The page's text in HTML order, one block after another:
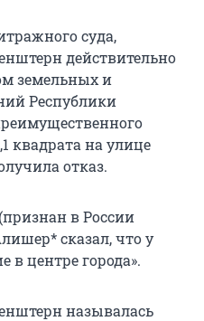
суда,
действительно
земельных и
Республики
квадрата на улице
отказ.
в России
сказал, что у
центре города».
называлась